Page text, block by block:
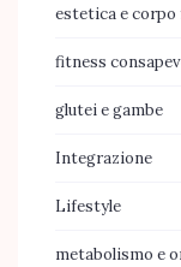
estetica e corpo
fitness
glutei e gambe
Integrazione
Lifestyle
metabolismo e